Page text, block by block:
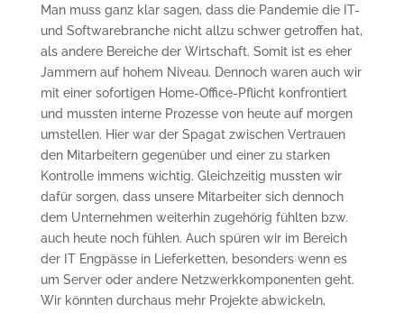
Man muss ganz klar sagen, dass die Pandemie die IT-
und Softwarebranche nicht allzu schwer getroffen hat,
als andere Bereiche der Wirtschaft. Somit ist es eher
Jammern auf hohem Niveau. Dennoch waren auch wir
mit einer sofortigen Home-Office-Pflicht konfrontiert
und mussten interne Prozesse von heute auf morgen
umstellen. Hier war der Spagat zwischen Vertrauen
den Mitarbeitern gegenüber und einer zu starken
Kontrolle immens wichtig. Gleichzeitig mussten wir
dafür sorgen, dass unsere Mitarbeiter sich dennoch
dem Unternehmen weiterhin zugehörig fühlten bzw.
auch heute noch fühlen. Auch spüren wir im Bereich
der IT Engpässe in Lieferketten, besonders wenn es
um Server oder andere Netzwerkkomponenten geht.
Wir könnten durchaus mehr Projekte abwickeln,